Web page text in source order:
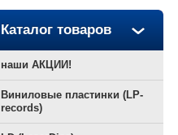
Каталог товаров
наши АКЦИИ!
Виниловые пластинки (LP-
records)